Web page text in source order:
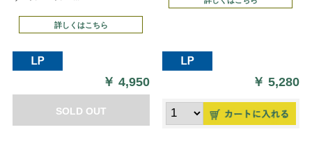
詳しくはこちら
￥4,950
SOLD OUT
￥5,280